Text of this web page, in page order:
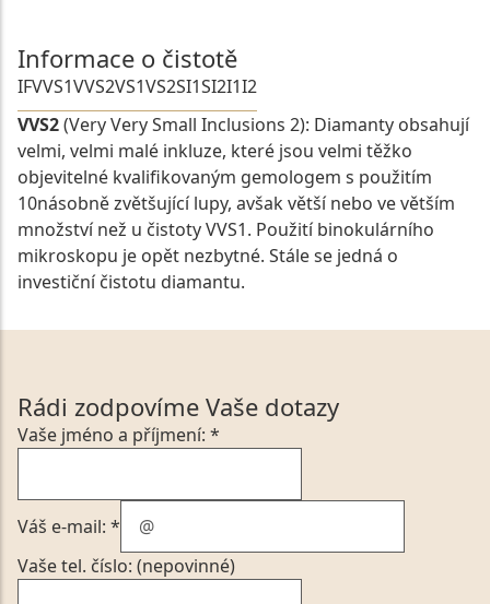
Informace o čistotě
IFVVS1VVS2VS1VS2SI1SI2I1I2
VVS2(Very Very Small Inclusions 2): Diamanty obsahují
velmi, velmi malé inkluze, které jsou velmi těžko
objevitelné kvalifikovaným gemologem s použitím
10násobně zvětšující lupy, avšak větší nebo ve větším
množství než u čistoty VVS1. Použití binokulárního
mikroskopu je opět nezbytné. Stále se jedná o
investiční čistotu diamantu.
Rádi zodpovíme Vaše dotazy
Vaše jméno a příjmení: *
Váš e-mail: *
Vaše tel. číslo: (nepovinné)